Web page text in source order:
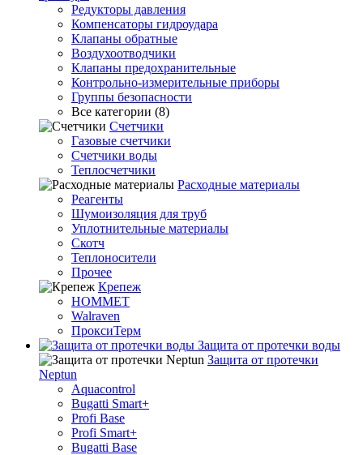
Редукторы давления
Компенсаторы гидроудара
Клапаны обратные
Воздухоотводчики
Клапаны предохранительные
Контрольно-измерительные приборы
Группы безопасности
Все категории (8)
Счетчики
Газовые счетчики
Счетчики воды
Теплосчетчики
Расходные материалы
Реагенты
Шумоизоляция для труб
Уплотнительные материалы
Скотч
Теплоносители
Прочее
Крепеж
HOMMET
Walraven
ПроксиТерм
Защита от протечки воды
Защита от протечки
Neptun
Aquacontrol
Bugatti Smart+
Profi Base
Profi Smart+
Bugatti Base